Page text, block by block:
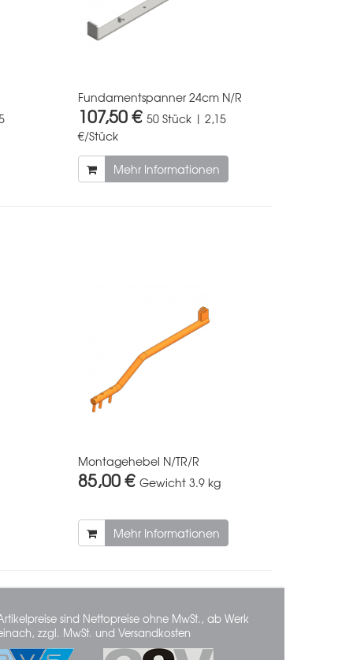
Fundamentspanner 24cm N/R
107,50 € 50 Stück | 2,15
€/Stück
Mehr Informationen
Montagehebel N/TR/R
85,00 € Gewicht 3.9 kg
Mehr Informationen
sind Nettopreise ohne MwSt., ab Werk
zzgl. MwSt. und Versandkosten